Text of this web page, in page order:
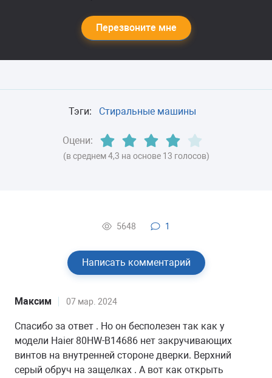
Перезвоните мне
Тэги: Стиральные машины
Оцени:
(в среднем 4,3 на основе 13 голосов)
5648 1
Написать комментарий
Максим 07 мар. 2024
Спасибо за ответ . Но он бесполезен так как у
модели Haier 80HW-B14686 нет закручивающих
винтов на внутренней стороне дверки. Верхний
серый обруч на защелках . А вот как открыть